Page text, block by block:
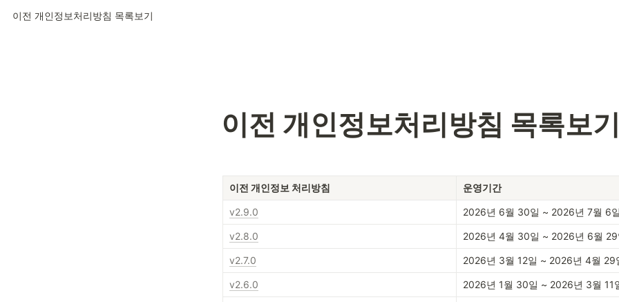
이전 개인정보처리방침 목록보기
이전 개인정보처리방침 목록보기
이전 개인정보 처리방침 운영기간
v2.9.0 2026년 6월 30일 ~ 2026년 7월 6일
v2.8.0 2026년 4월 30일 ~ 2026년 6월 29
v2.7.0 2026년 3월 12일 ~ 2026년 4월 29
v2.6.0 2026년 1월 30일 ~ 2026년 3월 11